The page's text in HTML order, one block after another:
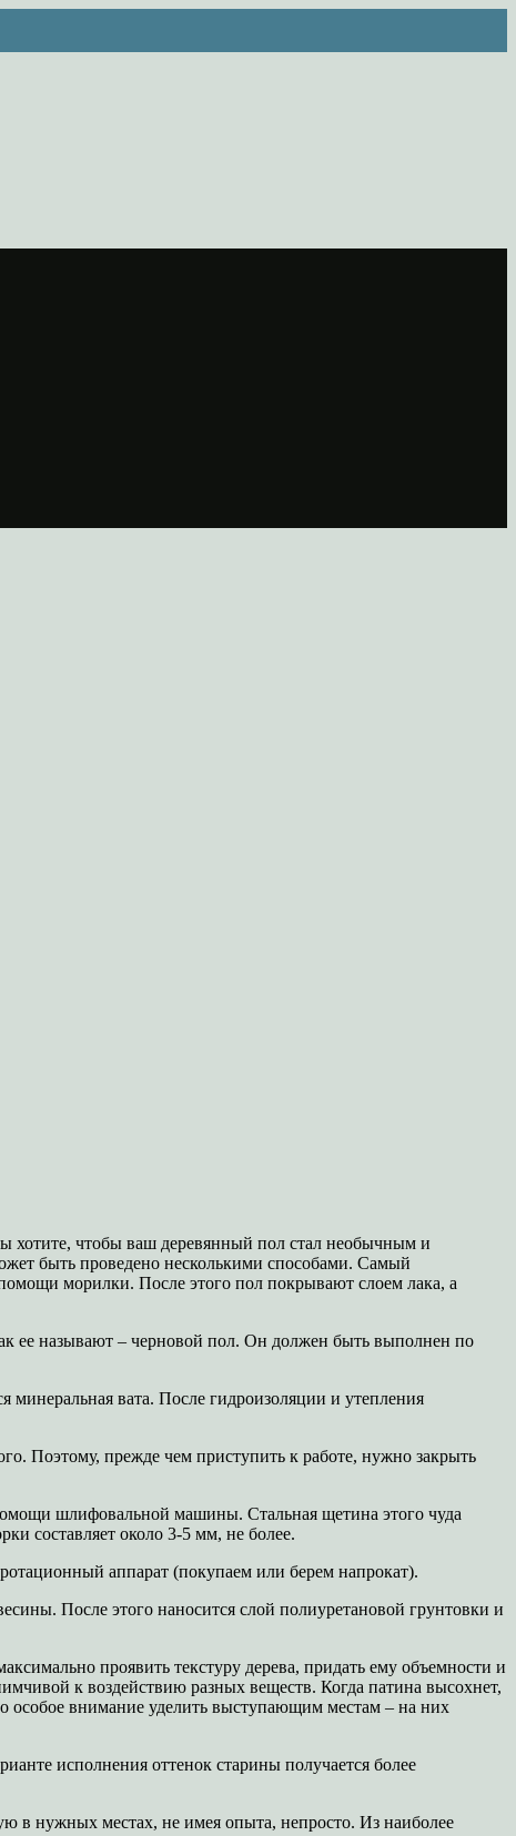
хотите, чтобы ваш деревянный пол стал необычным и
быть проведено несколькими способами. Самый
морилки. После этого пол покрывают слоем лака, а
ее называют – черновой пол. Он должен быть выполнен по
минеральная вата. После гидроизоляции и утепления
Поэтому, прежде чем приступить к работе, нужно закрыть
шлифовальной машины. Стальная щетина этого чуда
составляет около 3-5 мм, не более.
аппарат (покупаем или берем напрокат).
После этого наносится слой полиуретановой грунтовки и
проявить текстуру дерева, придать ему объемности и
к воздействию разных веществ. Когда патина высохнет,
особое внимание уделить выступающим местам – на них
исполнения оттенок старины получается более
в нужных местах, не имея опыта, непросто. Из наиболее